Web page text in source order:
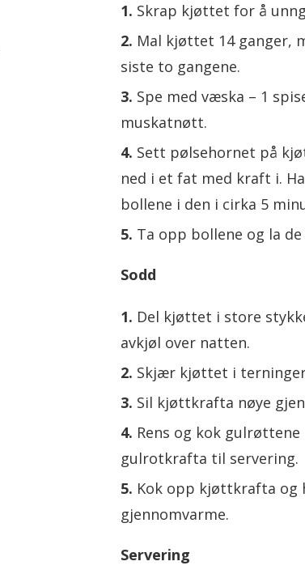
Skrap kjøttet for å
Mal kjøttet 14 ganger,
siste to gangene.
Spe med væska – 1
muskatnøtt.
Sett pølsehornet på
ned i et fat med kraft i.
bollene i den i cirka 5
Ta opp bollene og la
Sodd
Del kjøttet i store
avkjøl over natten.
Skjær kjøttet i
Sil kjøttkrafta nøye
Rens og kok
gulrotkrafta til servering.
Kok opp kjøttkrafta og
gjennomvarme.
Servering